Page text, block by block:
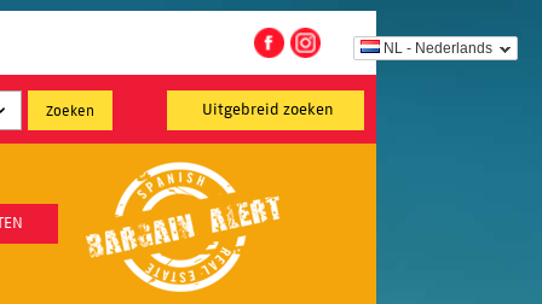
NL - Nederlands
Uitgebreid zoeken